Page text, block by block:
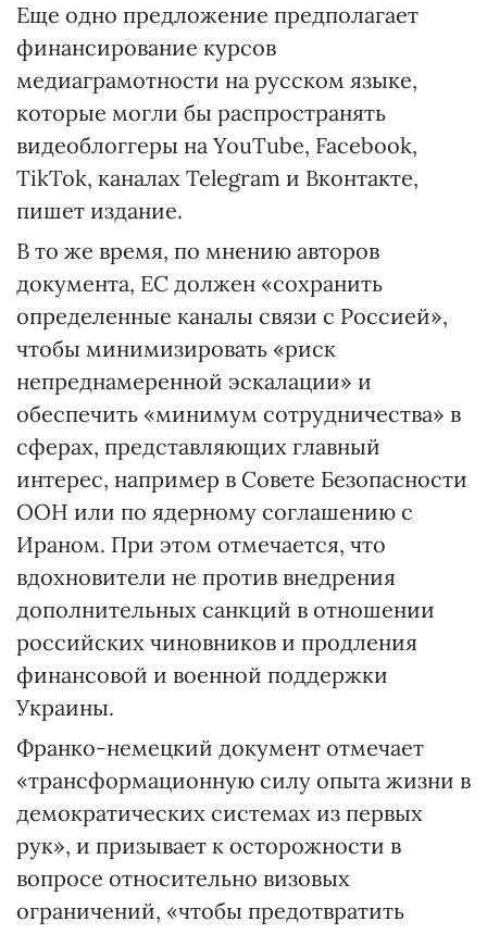
Еще одно предложение предполагает
финансирование курсов
медиаграмотности на русском языке,
которые могли бы распространять
видеоблоггеры на YouTube, Facebook,
TikTok, каналах Telegram и Вконтакте,
пишет издание.
В то же время, по мнению авторов
документа, ЕС должен «сохранить
определенные каналы связи с Россией»,
чтобы минимизировать «риск
непреднамеренной эскалации» и
обеспечить «минимум сотрудничества» в
сферах, представляющих главный
интерес, например в Совете Безопасности
ООН или по ядерному соглашению с
Ираном. При этом отмечается, что
вдохновители не против внедрения
дополнительных санкций в отношении
российских чиновников и продления
финансовой и военной поддержки
Украины.
Франко-немецкий документ отмечает
«трансформационную силу опыта жизни в
демократических системах из первых
рук», и призывает к осторожности в
вопросе относительно визовых
ограничений, «чтобы предотвратить